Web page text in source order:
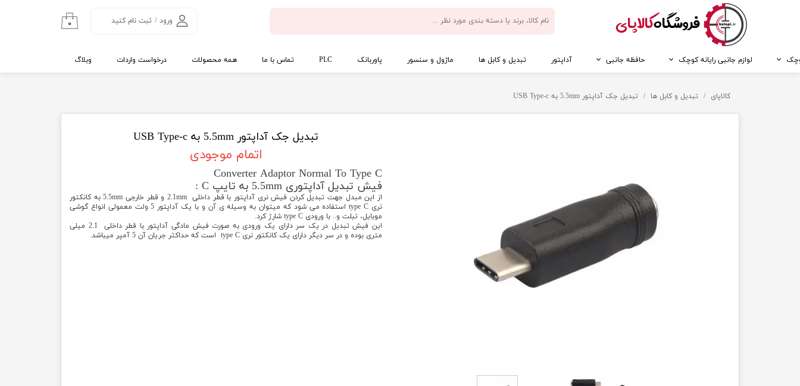
​فروشگاهکالاپای ورود / ثبت نام کنید
تغییر گذر واژه
کاربری
۰
لوازم جانبی رایانه کوچک حافظه جانبی آداپتور تبدیل و کابل ها ماژول و سنسور پاوربانک PLC تماس با ما همه محصولات درخواست واردات وبلاگ
کالاپای تبدیل و کابل ها تبدیل جک آداپتور 5.5mm به USB Type-c
تبدیل جک آداپتور 5.5mm به USB Type-c
اتمام موجودی
Converter Adaptor Normal To Type C
فیش تبدیل آداپتوری 5.5mm به تایپ C :
از این مبدل جهت تبدیل کردن فیش نری آداپتور با قطر داخلی 2.1mm و قطر خارجی 5.5mm به کانکتور
نری type C استفاده می شود که میتوان به وسیله ی آن و با یک آداپتور 5 ولت معمولی انواع گوشی
موبایل، تبلت و.. با ورودی type C شارژ کرد.
این فیش تبدیل در یک سر دارای یک ورودی به صورت فیش مادگی آداپتور با قطر داخلی 2.1 میلی
متری بوده و در سر دیگر دارای یک کانکتور نری type C است که حداکثر جریان آن 5 آمپر میباشد.